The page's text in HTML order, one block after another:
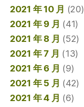
2021 年 10 月 (20)
2021 年 9 月 (41)
2021 年 8 月 (52)
2021 年 7 月 (13)
2021 年 6 月 (9)
2021 年 5 月 (42)
2021 年 4 月 (6)